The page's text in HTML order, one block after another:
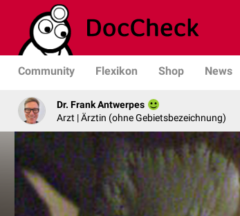
Community Flexikon Shop News
Dr. Frank Antwerpes
Arzt | Ärztin (ohne Gebietsbezeichnung)